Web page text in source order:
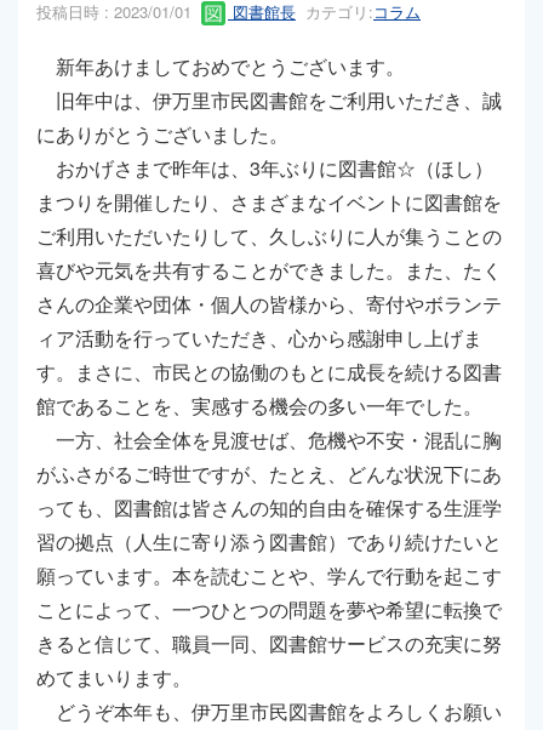
投稿日時 : 2023/01/01 図書館長 カテゴリ:コラム
新年あけましておめでとうございます。
旧年中は、伊万里市民図書館をご利用いただき、誠
にありがとうございました。
おかげさまで昨年は、3年ぶりに図書館☆（ほし）
まつりを開催したり、さまざまなイベントに図書館を
ご利用いただいたりして、久しぶりに人が集うことの
喜びや元気を共有することができました。また、たく
さんの企業や団体・個人の皆様から、寄付やボランテ
ィア活動を行っていただき、心から感謝申し上げま
す。まさに、市民との協働のもとに成長を続ける図書
館であることを、実感する機会の多い一年でした。
一方、社会全体を見渡せば、危機や不安・混乱に胸
がふさがるご時世ですが、たとえ、どんな状況下にあ
っても、図書館は皆さんの知的自由を確保する生涯学
習の拠点（人生に寄り添う図書館）であり続けたいと
願っています。本を読むことや、学んで行動を起こす
ことによって、一つひとつの問題を夢や希望に転換で
きると信じて、職員一同、図書館サービスの充実に努
めてまいります。
どうぞ本年も、伊万里市民図書館をよろしくお願い